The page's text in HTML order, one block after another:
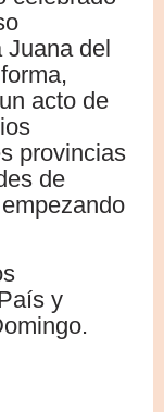
Juana del
acto de
provincias
de
y